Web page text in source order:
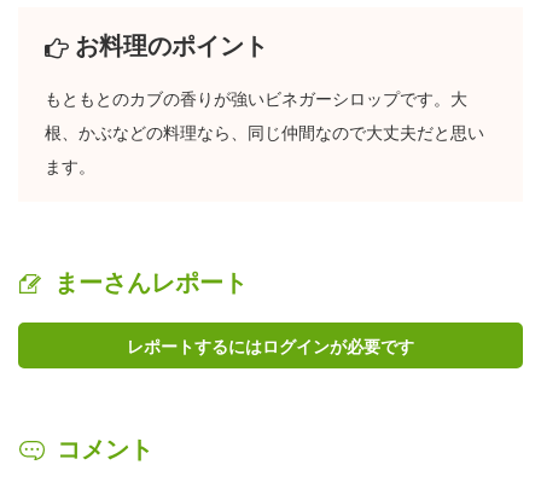
お料理のポイント
もともとのカブの香りが強いビネガーシロップです。大
根、かぶなどの料理なら、同じ仲間なので大丈夫だと思い
ます。
まーさんレポート
レポートするにはログインが必要です
コメント